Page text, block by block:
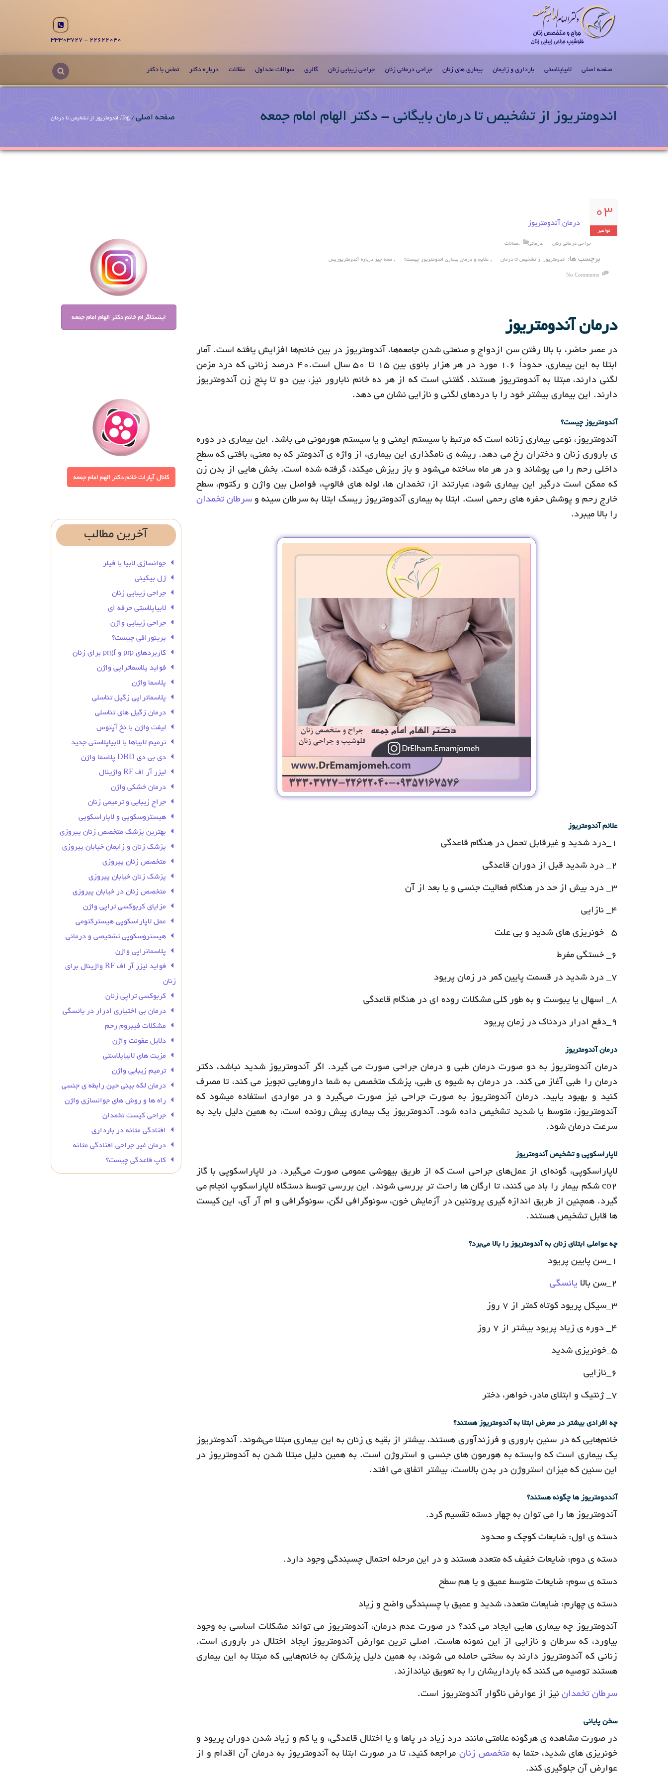
22622040 - 33303727
صفحه اصلی لابیاپلاستی بارداری و زایمان بیماری های زنان جراحی درمانی زنان جراحی زیبایی زنان گالری سوالات متداول مقالات درباره دکتر تماس با دکتر
اندومتریوز از تشخیص تا درمان بایگانی - دکتر الهام امام جمعه صفحه اصلی / Tag: اندومتریوز از تشخیص تا درمان
03
نوامبر
درمان آندومتریوز
جراحی درمانی زنان ,درمانی ,مقالات
برچسب ها: اندومتریوز از تشخیص تا درمان , علایم و درمان بیماری اندومتریوز چیست؟ , همه چیز درباره آندومتریوزیس
No Comments
درمان آندومتریوز
در عصر حاضر، با بالا رفتن سن ازدواج و صنعتی شدن جامعه‌ها، آندومتریوز در بین خانم‌ها افزایش یافته است. آمار
ابتلا به این بیماری، حدوداً ۱.۶ مورد در هر هزار بانوی بین ۱۵ تا ۵۰ سال است.۴۰ درصد زنانی که درد مزمن
لگنی دارند، مبتلا به آندومتریوز هستند. گفتنی است که از هر ده خانم نابارور نیز، بین دو تا پنج زن آندومتریوز
دارند. این بیماری بیشتر خود را با دردهای لگنی و نازایی نشان می دهد.
آندومتریوز چیست؟
آندومتریوز، نوعی بیماری زنانه است که مرتبط با سیستم ایمنی و یا سیستم هورمونی می باشد. این بیماری در دوره
ی باروری زنان و دختران رخ می دهد. ریشه ی نامگذاری این بیماری، از واژه ی آندومتر که به معنی، بافتی که سطح
داخلی رحم را می پوشاند و در هر ماه ساخته می‌شود و باز ریزش میکند، گرفته شده است. بخش هایی از بدن زن
که ممکن است درگیر این بیماری شود، عبارتند از: تخمدان ها، لوله های فالوپ، فواصل بین واژن و رکتوم، سطح
خارج رحم و پوشش حفره های رحمی است. ابتلا به بیماری آندومتریوز ریسک ابتلا به سرطان سینه وسرطان تخمدان
را بالا میبرد.
علائم آندومتریوز
۱_درد شدید و غیرقابل تحمل در هنگام قاعدگی
۲_ درد شدید قبل از دوران قاعدگی
۳_ درد بیش از حد در هنگام فعالیت جنسی و یا بعد از آن
۴_ نازایی
۵_ خونریزی های شدید و بی علت
۶_ خستگی مفرط
۷_ درد شدید در قسمت پایین کمر در زمان پریود
۸_ اسهال یا یبوست و به طور کلی مشکلات روده ای در هنگام قاعدگی
۹_دفع ادرار دردناک در زمان پریود
درمان آندومتریوز
درمان آندومتریوز به دو صورت درمان طبی و درمان جراحی صورت می گیرد. اگر آندومتریوز شدید نباشد، دکتر
درمان را طبی آغاز می کند. در درمان به شیوه ی طبی، پزشک متخصص به شما داروهایی تجویز می کند، تا مصرف
کنید و بهبود یابید. درمان آندومتریوز به صورت جراحی نیز صورت می‌گیرد و در مواردی استفاده میشود که
آندومتریوز، متوسط یا شدید تشخیص داده شود. آندومتریوز یک بیماری پیش رونده است، به همین دلیل باید به
سرعت درمان شود.
لاپاراسکوپی و تشخیص آندومتریوز
لاپاراسکوپی، گونه‌ای از عمل‌های جراحی است که از طریق بیهوشی عمومی صورت می‌گیرد. در لاپاراسکوپی با گاز
co۲ شکم بیمار را باد می کنند، تا ارگان ها راحت تر بررسی شوند. این بررسی توسط دستگاه لاپاراسکوپ انجام می
گیرد. همچنین از طریق اندازه گیری پروتئین در آزمایش خون، سونوگرافی لگن، سونوگرافی و ام آر آی، این کیست
ها قابل تشخیص هستند‌.
چه عواملی ابتلای زنان به آندومتریوز را بالا می‌برد؟
۱_سن پایین پریود
۲_سن بالا یائسگی
۳_سیکل پریود کوتاه کمتر از ۷ روز
۴_ دوره ی زیاد پریود بیشتر از ۷ روز
۵_خونریزی شدید
۶_نازایی
۷_ ژنتیک و ابتلای مادر، خواهر، دختر
چه افرادی بیشتر در معرض ابتلا به آندومتریوز هستند؟
خانم‌هایی که در سنین باروری و فرزندآوری هستند، بیشتر از بقیه ی زنان به این بیماری مبتلا می‌شوند. آندومتریوز
یک بیماری است که وابسته به هورمون های جنسی و استروژن است. به همین دلیل مبتلا شدن به آندومتریوز در
این سنین که میزان استروژن در بدن بالاست، بیشتر اتفاق می افتد.
آنددومتریوز ها چگونه هستند؟
آندومتریوز ها را می توان به چهار دسته تقسیم کرد.
دسته ی اول: ضایعات کوچک و محدود
دسته ی دوم: ضایعات خفیف که متعدد هستند و در این مرحله احتمال چسبندگی وجود دارد.
دسته ی سوم: ضایعات متوسط عمیق و یا هم سطح
دسته ی چهارم: ضایعات متعدد، شدید و عمیق با چسبندگی واضح و زیاد
آندومتریوز چه بیماری هایی ایجاد می کند؟ در صورت عدم درمان، آندومتریوز می تواند مشکلات اساسی به وجود
بیاورد، که سرطان و نازایی از این نمونه هاست. اصلی ترین عوارض آندومتریوز ایجاد اختلال در باروری است.
زنانی که آندومتریوز دارند به سختی حامله می شوند، به همین دلیل پزشکان به خانم‌هایی که مبتلا به این بیماری
هستند توصیه می کنند که بارداریشان را به تعویق نیاندازند.
سرطان تخمدان نیز از عوارض ناگوار آندومتریوز است.
سخن پایانی
در صورت مشاهده ی هرگونه علامتی مانند درد زیاد در پاها و یا اختلال قاعدگی، و یا کم و زیاد شدن دوران پریود و
خونریزی های شدید، حتما بهمتخصص زنان مراجعه کنید، تا در صورت ابتلا به آندومتریوز به درمان آن اقدام و از
عوارض آن جلوگیری کند.
آخرین مطالب
جوانسازی لابیا با فیلر
ژل بیکینی
جراحی زیبایی زنان
لابیاپلاستی حرفه ای
جراحی زیبایی واژن
پرینورافی چیست؟
کاربردهای prp و prgf برای زنان
فواید پلاسماتراپی واژن
پلاسما واژن
پلاسماتراپی زگیل تناسلی
درمان زگیل‌ های تناسلی
لیفت واژن با نخ آپتوس
ترمیم لابیاها با لابیاپلاستی جدید
دی بی دی DBD پلاسما واژن
لیزر آر اف RF واژینال
درمان خشکی واژن
جراح زیبایی و ترمیمی زنان
هیستروسکوپی و لاپاراسکوپی
بهترین پزشک متخصص زنان پیروزی
پزشک زنان و زایمان خیابان پیروزی
متخصص زنان پیروزی
پزشک زنان خیابان پیروزی
متخصص زنان در خیابان پیروزی
مزایای کربوکسی تراپی واژن
عمل لاپاراسکوپی هیسترکتومی
هیستروسکوپی تشخیصی و درمانی
پلاسماتراپی واژن
فواید لیزر آر اف RF واژینال برای
زنان
کربوکسی تراپی زنان
درمان بی‌ اختیاری ادرار در یائسگی
مشکلات فیبروم رحم
دلایل عفونت واژن
مزیت های لابیاپلاستی
ترمیم زیبایی واژن
درمان لکه بینی حین رابطه ی جنسی
راه ها و روش های جوانسازی واژن
جراحی کیست تخمدان
افتادگی مثانه در بارداری
درمان غیر جراحی افتادگی مثانه
کاپ قاعدگی چیست؟